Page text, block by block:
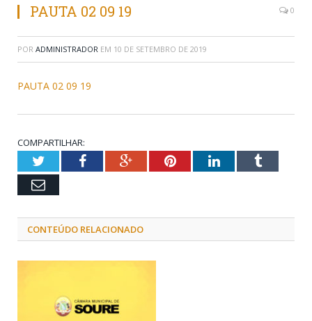
PAUTA 02 09 19 0
POR ADMINISTRADOR EM 10 DE SETEMBRO DE 2019
PAUTA 02 09 19
COMPARTILHAR:
TwitterFacebookGoogle+PinterestLinkedInTumblr
Email
CONTEÚDO RELACIONADO